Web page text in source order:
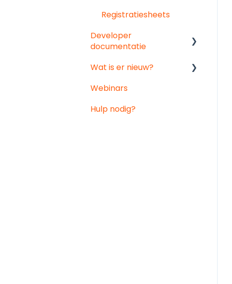
Registratiesheets
Developer
documentatie
API documentatie
Data-integratie
Wat is er nieuw?
Maandelijkse updates
Grootse platform
Webinars
Hulp nodig?